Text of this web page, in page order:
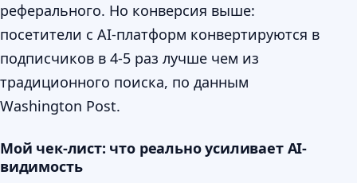
реферального. Но конверсия выше:
посетители с AI-платформ конвертируются в
подписчиков в 4-5 раз лучше чем из
традиционного поиска, по данным
Washington Post.
Мой чек-лист: что реально усиливает AI-
видимость